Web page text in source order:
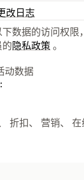
改日志
数据的访问权
隐私政策 。
动数据
折扣、 营销、